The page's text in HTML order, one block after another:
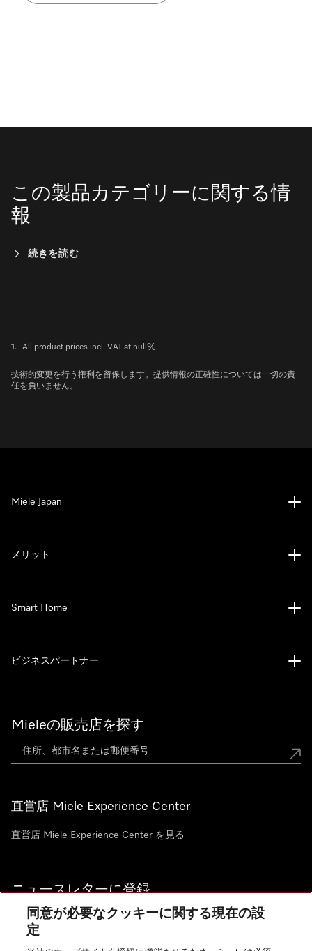
この製品カテゴリーに関する情
報
続きを読む
1. All product prices incl. VAT at null%.
技術的変更を行う権利を留保します。提供情報の正確性については一切の責
任を負いません。
Mieleの販売店を探す
直営店 Miele Experience Center
直営店 Miele Experience Center を見る
ニュースレターに登録
Miele Japan
メリット
Smart Home
ビジネスパートナー
同意が必要なクッキーに関する現在の設
定